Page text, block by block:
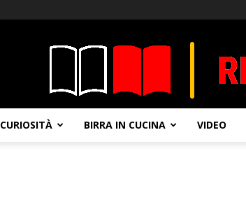
CURIOSITÀ BIRRA IN CUCINA VIDEO